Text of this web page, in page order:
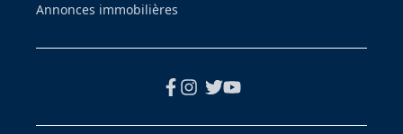
Annonces immobilières